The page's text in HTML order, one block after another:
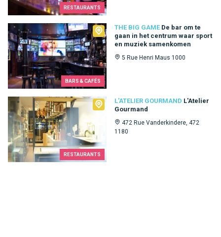
RESTAURANTS
BARS & CAFÉS
THE BIG GAME De bar om te
gaan in het centrum waar sport
en muziek samenkomen
5 Rue Henri Maus 1000
The Big Game
RESTAURANTS
L'ATELIER GOURMAND L'Atelier
Gourmand
472 Rue Vanderkindere, 472
1180
L'Atelier Gourmand